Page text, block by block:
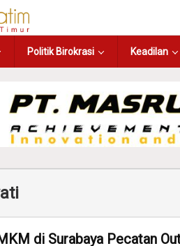
Politik Birokrasi Keadilan
di Surabaya Pecatan